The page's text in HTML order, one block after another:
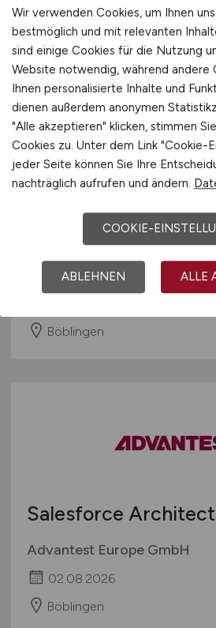
vor 6 Tagen
Neckartenzlingen
Product Marketing
(m/f/d)
Advantest Europe GmbH
Böblingen
Salesforce Architect
Advantest Europe GmbH
02.08.2026
Böblingen
Wir verwenden Cookies, um Ihnen
bestmöglich und mit relevanten
sind einige Cookies für die Nutzung
Website notwendig, während andere
Ihnen personalisierte Inhalte und
dienen außerdem anonymen
"Alle akzeptieren" klicken, stimmen
Cookies zu. Unter dem Link "Cookie-
jeder Seite können Sie Ihre
nachträglich aufrufen und ändern.
COOKIE-
ABLEHNEN ALLE